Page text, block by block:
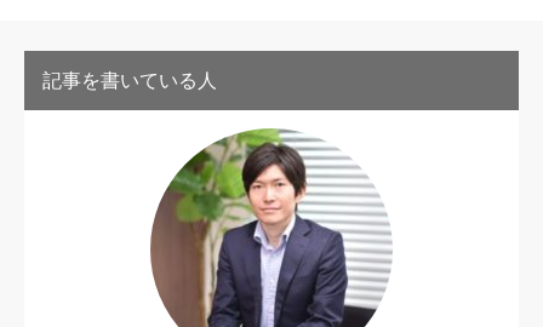
記事を書いている人